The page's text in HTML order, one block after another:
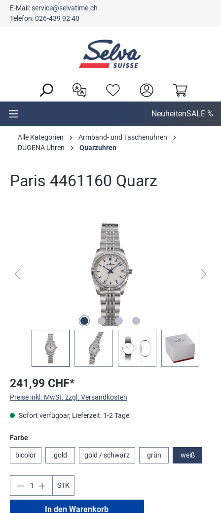
springen
E-Mail:service@selvatime.ch
Telefon:026-439 92 40
NeuheitenSALE %
Alle Kategorien
Armband- und Taschenuhren
DUGENA Uhren
Quarzuhren
Paris 4461160 Quarz
241,99 CHF*
Preise inkl. MwSt. zzgl. Versandkosten
Sofort verfügbar, Lieferzeit: 1-2 Tage
Farbeauswählen
bicolor gold gold / schwarz grün weiß
STK
In den Warenkorb